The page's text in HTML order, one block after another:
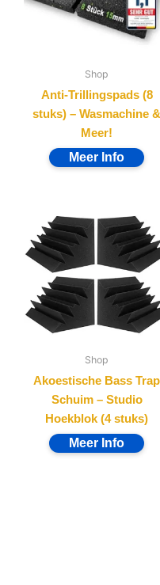
Shop
Anti-Trillingspads (8
stuks) – Wasmachine &
Meer!
Shop
Akoestische Bass Trap
Schuim – Studio
Hoekblok (4 stuks)